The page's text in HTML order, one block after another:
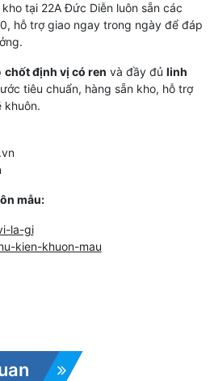
kho tại 22A Đức Diễn luôn sẵn các
hỗ trợ giao ngay trong ngày để đáp
chốt định vị có ren và đầy đủ linh
tiêu chuẩn, hàng sẵn kho, hỗ trợ
khuôn.
mẫu:
la-gi
kien-khuon-mau